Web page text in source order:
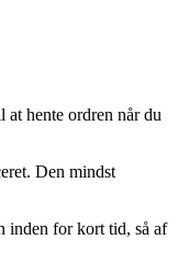
hente ordren når du
Den mindst
inden for kort tid, så af